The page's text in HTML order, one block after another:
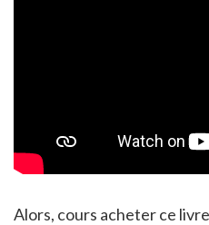
Alors, cours acheter ce